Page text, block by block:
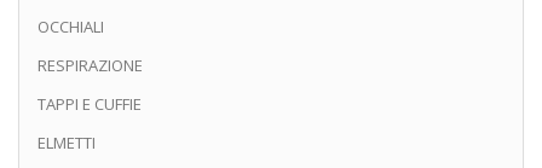
OCCHIALI
RESPIRAZIONE
TAPPI E CUFFIE
ELMETTI